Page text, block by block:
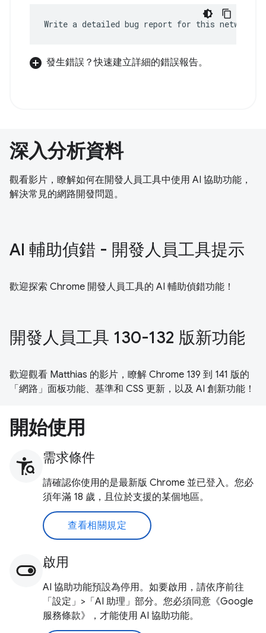
Write a detailed bug report for this network
發生錯誤？快速建立詳細的錯誤報告。
深入分析資料
觀看影片，瞭解如何在開發人員工具中使用 AI 協助功能，
解決常見的網路開發問題。
AI 輔助偵錯 - 開發人員工具提示
歡迎探索 Chrome 開發人員工具的 AI 輔助偵錯功能！
開發人員工具 130-132 版新功能
歡迎觀看 Matthias 的影片，瞭解 Chrome 139 到 141 版的
「網路」面板功能、基準和 CSS 更新，以及 AI 創新功能！
開始使用
需求條件
請確認你使用的是最新版 Chrome 並已登入。您必
須年滿 18 歲，且位於支援的某個地區。
查看相關規定
啟用
AI 協助功能預設為停用。如要啟用，請依序前往
「設定」>「AI 助理」部分。您必須同意《Google
服務條款》，才能使用 AI 協助功能。